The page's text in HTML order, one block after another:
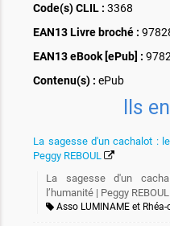
Code(s) CLIL : 3368
EAN13 Livre broché :
EAN13 eBook [ePub] :
Contenu(s) : ePub
Ils
La sagesse d'un cachalot :
Peggy REBOUL
La sagesse d'un
l’humanité | Peggy REBOUL
Asso LUMINAME et